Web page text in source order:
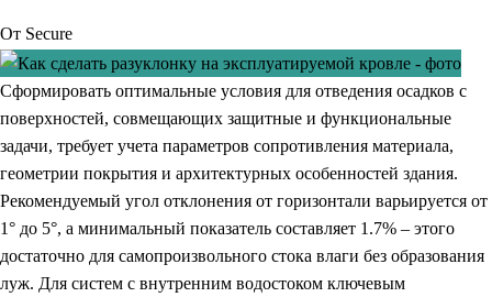
От Secure
Сформировать оптимальные условия для отведения осадков с
поверхностей, совмещающих защитные и функциональные
задачи, требует учета параметров сопротивления материала,
геометрии покрытия и архитектурных особенностей здания.
Рекомендуемый угол отклонения от горизонтали варьируется от
1° до 5°, а минимальный показатель составляет 1.7% – этого
достаточно для самопроизвольного стока влаги без образования
луж. Для систем с внутренним водостоком ключевым